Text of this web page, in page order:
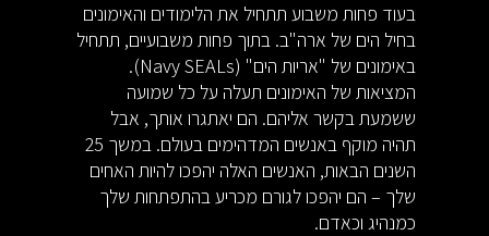
בעוד פחות משבוע תתחיל את הלימודים והאימונים
בחיל הים של ארה"ב. בתוך פחות משבועיים, תתחיל
באימונים של "אריות הים" (Navy SEALs).
המציאות של האימונים תעלה על כל שמועה
ששמעת בקשר אליהם. הם יאתגרו אותך, אבל
תהיה מוקף באנשים המדהימים בעולם. במשך 25
השנים הבאות, האנשים האלה יהפכו להיות האחים
שלך – הם יהפכו לגורם מכריע בהתפתחות שלך
כמנהיג וכאדם.